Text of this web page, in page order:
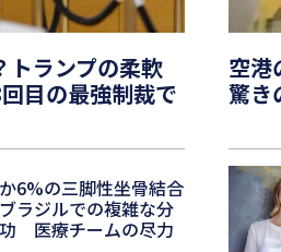
トランプの柔軟
目の最強制裁で
6%の三脚性坐骨結合
ラジルでの複雑な分
医療チームの尽力
空港
驚き